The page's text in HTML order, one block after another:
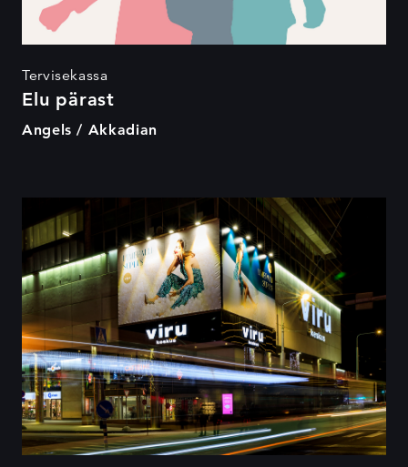
Tervisekassa
Elu pärast
Angels / Akkadian
Lumepallisuplus